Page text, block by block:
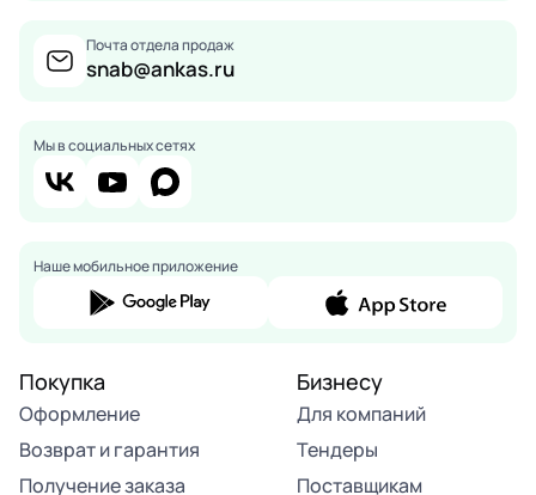
Почта отдела продаж
snab@ankas.ru
Мы в социальных сетях
Наше мобильное приложение
Покупка
Оформление
Возврат и гарантия
Получение заказа
Бизнесу
Для компаний
Тендеры
Поставщикам